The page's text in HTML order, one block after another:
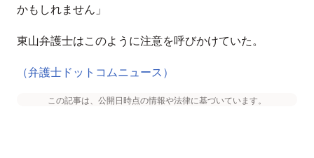
かもしれません」
東山弁護士はこのように注意を呼びかけていた。
（弁護士ドットコムニュース）
この記事は、公開日時点の情報や法律に基づいています。